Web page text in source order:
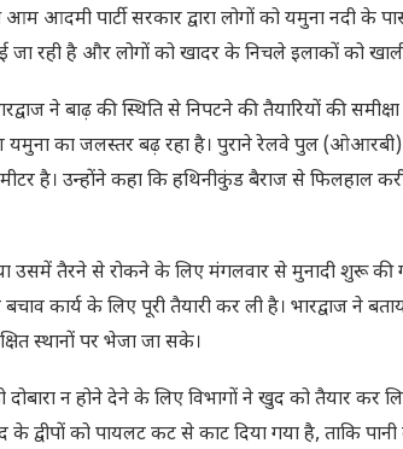
आदमी पार्टी सरकार द्वारा लोगों को यमुना नदी के
जा रही है और लोगों को खादर के निचले इलाकों को
ने बाढ़ की स्थिति से निपटने की तैयारियों की
यमुना का जलस्तर बढ़ रहा है। पुराने रेलवे पुल
है। उन्होंने कहा कि हथिनीकुंड बैराज से फिलहाल
उसमें तैरने से रोकने के लिए मंगलवार से मुनादी शुरू की
कार्य के लिए पूरी तैयारी कर ली है। भारद्वाज ने
स्थानों पर भेजा जा सके।
न होने देने के लिए विभागों ने खुद को तैयार कर
को पायलट कट से काट दिया गया है, ताकि